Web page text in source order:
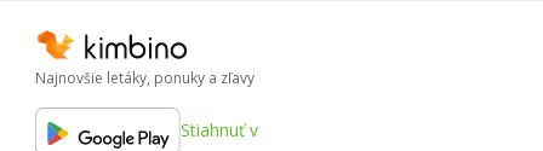
Najnovšie letáky, ponuky a zľavy
Stiahnuť v